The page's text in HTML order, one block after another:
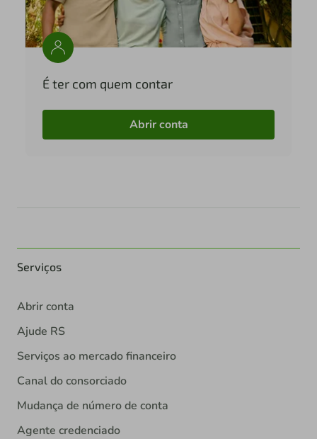
É ter com quem contar
Abrir conta
Serviços
Abrir conta
Ajude RS
Serviços ao mercado financeiro
Canal do consorciado
Mudança de número de conta
Agente credenciado